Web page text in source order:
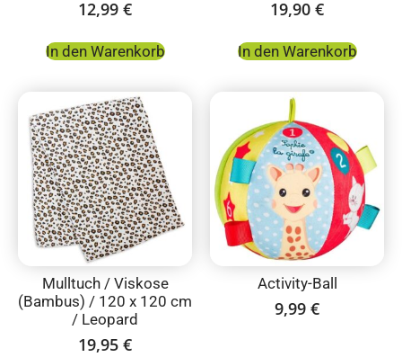
12,99 €
In den Warenkorb
19,90 €
In den Warenkorb
Mulltuch / Viskose
(Bambus) / 120 x 120 cm
/ Leopard
19,95 €
Activity-Ball
9,99 €